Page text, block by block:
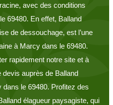
avec des conditions
69480. En effet, Balland
de dessouchage, est l’une
à Marcy dans le 69480.
rapidement notre site et à
auprès de Balland
le 69480. Profitez des
élagueur paysagiste, qui